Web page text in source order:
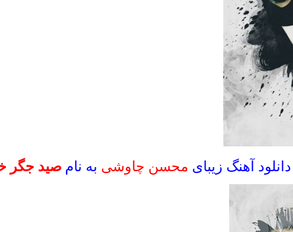
دانلود آهنگ زیبای محسن چاوشی به نام صید جگر